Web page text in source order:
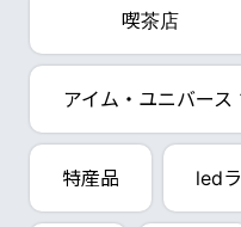
喫茶店
アイム・ユニバース
特産品 led